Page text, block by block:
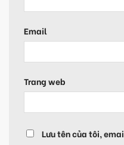
Email
Trang web
Lưu tên của tôi,